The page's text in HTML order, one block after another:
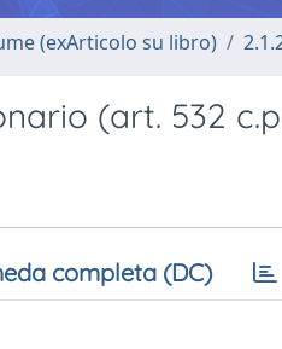
(exArticolo su libro)
(art. 532
completa (DC)